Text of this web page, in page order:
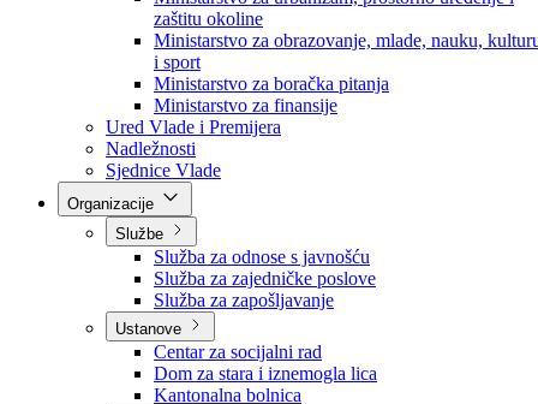
Ministarstvo za socijalnu politiku, zdravstvo,
raseljena lica i izbjeglice
Ministarstvo za urbanizam, prostorno uređenje i
zaštitu okoline
Ministarstvo za obrazovanje, mlade, nauku,
i sport
Ministarstvo za boračka pitanja
Ministarstvo za finansije
Ured Vlade i Premijera
Nadležnosti
Sjednice Vlade
Službe
Služba za odnose s javnošću
Služba za zajedničke poslove
Služba za zapošljavanje
Ustanove